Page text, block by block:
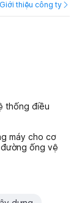
Giới thiệu công ty
thống điều
máy cho cơ
ống vệ